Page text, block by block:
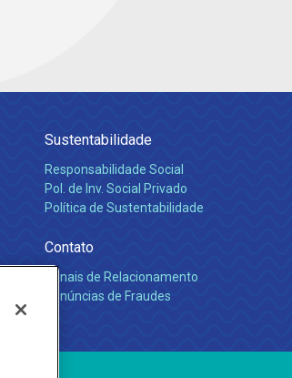
Sustentabilidade
Responsabilidade Social
Pol. de Inv. Social Privado
Política de Sustentabilidade
Contato
Canais de Relacionamento
Denúncias de Fraudes